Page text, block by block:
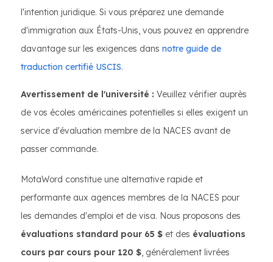
l'intention juridique. Si vous préparez une demande
d'immigration aux États-Unis, vous pouvez en apprendre
davantage sur les exigences dans notre guide de
traduction certifié USCIS.
Avertissement de l'université : Veuillez vérifier auprès
de vos écoles américaines potentielles si elles exigent un
service d'évaluation membre de la NACES avant de
passer commande.
MotaWord constitue une alternative rapide et
performante aux agences membres de la NACES pour
les demandes d'emploi et de visa. Nous proposons des
évaluations standard pour 65 $ et des évaluations
cours par cours pour 120 $, généralement livrées